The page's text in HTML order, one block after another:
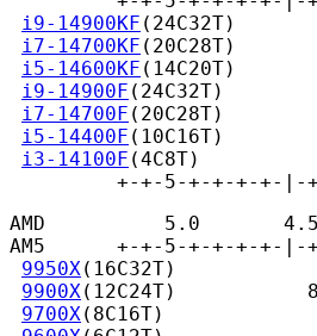
i9-14900KF (24C32T)
i7-14700KF (20C28T)
i5-14600KF (14C20T)
i9-14900F (24C32T)
i7-14700F (20C28T)
i5-14400F (10C16T)
i3-14100F (4C8T)
+-+-5-+-+-+-+-
AMD          5.0
AM5      +-+-5-+-+-+-+-|-+-
9950X (16C32T)
9900X (12C24T)
9700X (8C16T)